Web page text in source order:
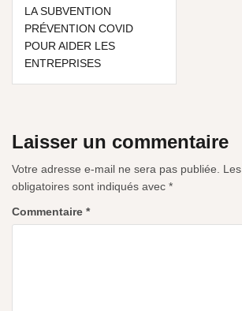
LA SUBVENTION
PRÉVENTION COVID
POUR AIDER LES
ENTREPRISES
Laisser un commentaire
Votre adresse e-mail ne sera pas publiée.
obligatoires sont indiqués avec *
Commentaire *